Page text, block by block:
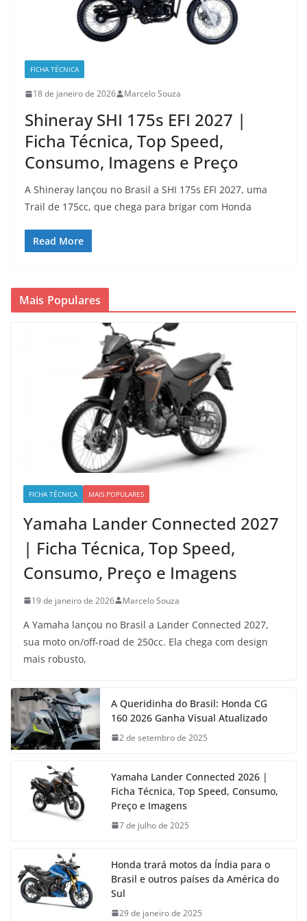
FICHA TÉCNICA
18 de janeiro de 2026 Marcelo Souza
Shineray SHI 175s EFI 2027 |
Ficha Técnica, Top Speed,
Consumo, Imagens e Preço
A Shineray lançou no Brasil a SHI 175s EFI 2027, uma
Trail de 175cc, que chega para brigar com Honda
Read More
Mais Populares
FICHA TÉCNICA MAIS POPULARES
Yamaha Lander Connected 2027
| Ficha Técnica, Top Speed,
Consumo, Preço e Imagens
19 de janeiro de 2026 Marcelo Souza
A Yamaha lançou no Brasil a Lander Connected 2027,
sua moto on/off-road de 250cc. Ela chega com design
mais robusto,
A Queridinha do Brasil: Honda CG
160 2026 Ganha Visual Atualizado
2 de setembro de 2025
Yamaha Lander Connected 2026 |
Ficha Técnica, Top Speed, Consumo,
Preço e Imagens
7 de julho de 2025
Honda trará motos da Índia para o
Brasil e outros países da América do
Sul
29 de janeiro de 2025